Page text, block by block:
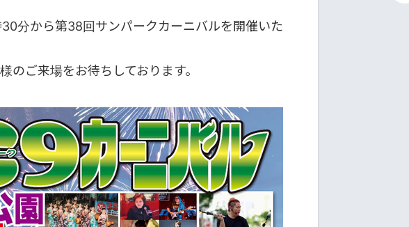
分から第38回サンパークカーニバルを開催いた
のご来場をお待ちしております。